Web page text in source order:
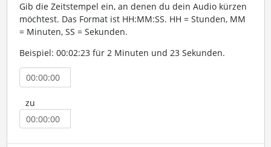
Gib die Zeitstempel ein, an denen du dein Audio kürzen
möchtest. Das Format ist HH:MM:SS. HH = Stunden, MM
= Minuten, SS = Sekunden.
Beispiel: 00:02:23 für 2 Minuten und 23 Sekunden.
zu